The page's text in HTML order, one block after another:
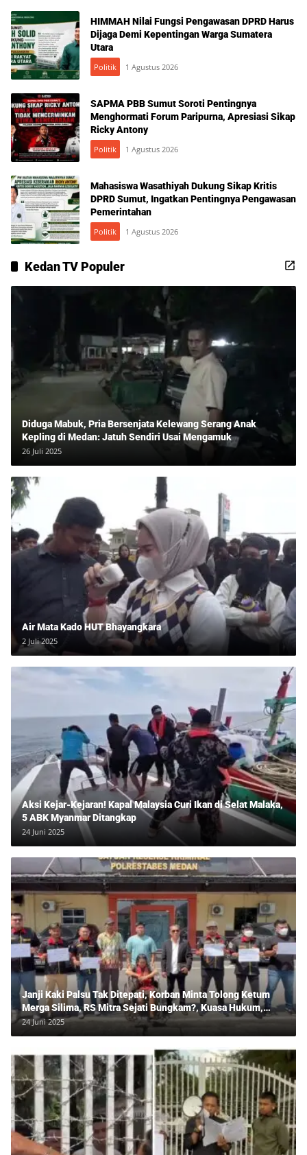
HIMMAH Nilai Fungsi Pengawasan DPRD Harus
Dijaga Demi Kepentingan Warga Sumatera
Utara
Politik 1 Agustus 2026
SAPMA PBB Sumut Soroti Pentingnya
Menghormati Forum Paripurna, Apresiasi Sikap
Ricky Antony
Politik 1 Agustus 2026
Mahasiswa Wasathiyah Dukung Sikap Kritis
DPRD Sumut, Ingatkan Pentingnya Pengawasan
Pemerintahan
Politik 1 Agustus 2026
Kedan TV Populer
Diduga Mabuk, Pria Bersenjata Kelewang Serang Anak
Kepling di Medan: Jatuh Sendiri Usai Mengamuk
26 Juli 2025
Air Mata Kado HUT Bhayangkara
2 Juli 2025
Aksi Kejar-Kejaran! Kapal Malaysia Curi Ikan di Selat Malaka,
5 ABK Myanmar Ditangkap
24 Juni 2025
Janji Kaki Palsu Tak Ditepati, Korban Minta Tolong Ketum
Merga Silima, RS Mitra Sejati Bungkam?, Kuasa Hukum,
Hans Silalahi Dampingi Julita Cari Keadilan
24 Juni 2025